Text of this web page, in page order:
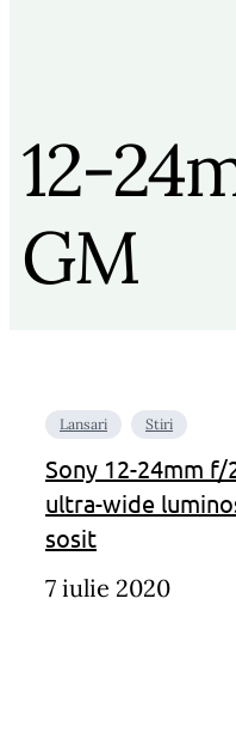
12-
GM
Lansari Stiri
Sony 12-24mm f/
ultra-wide
sosit
7 iulie 2020